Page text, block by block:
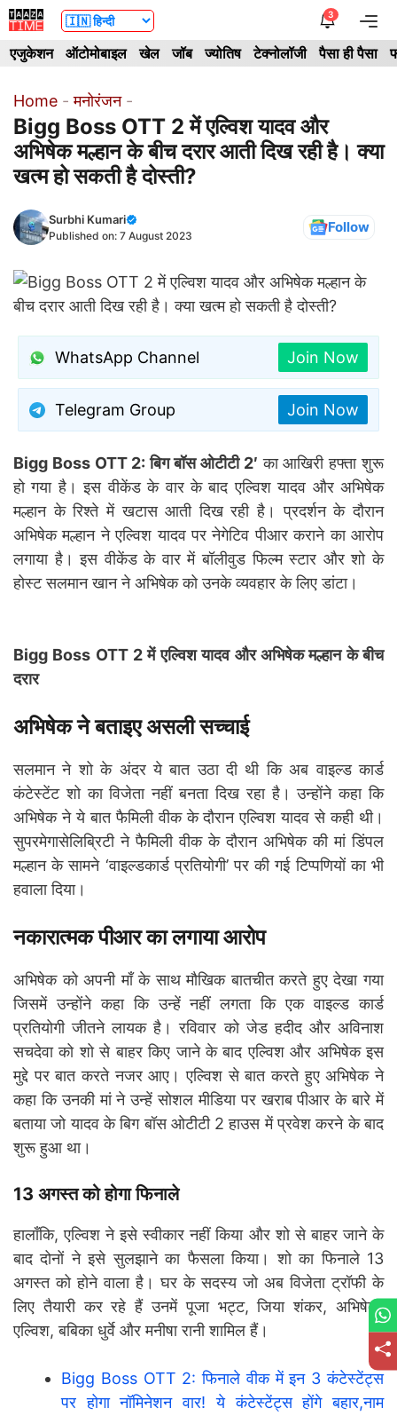
Skip
to
content
3
एजुकेशन ऑटोमोबाइल खेल जॉब ज्योतिष टेक्नोलॉजी पैसा ही पैसा
Home -मनोरंजन-
Bigg Boss OTT 2 में एल्विश यादव और
अभिषेक मल्हान के बीच दरार आती दिख रही है। क्या
खत्म हो सकती है दोस्ती?
Surbhi Kumari
Published on: 7 August 2023 Follow
WhatsApp Channel Join Now
Telegram Group Join Now
Bigg Boss OTT 2: बिग बॉस ओटीटी 2′ का आखिरी हफ्ता शुरू
हो गया है। इस वीकेंड के वार के बाद एल्विश यादव और अभिषेक
मल्हान के रिश्ते में खटास आती दिख रही है। प्रदर्शन के दौरान
अभिषेक मल्हान ने एल्विश यादव पर नेगेटिव पीआर कराने का आरोप
लगाया है। इस वीकेंड के वार में बॉलीवुड फिल्म स्टार और शो के
होस्ट सलमान खान ने अभिषेक को उनके व्यवहार के लिए डांटा।
Bigg Boss OTT 2 में एल्विश यादव और अभिषेक मल्हान के बीच
दरार
अभिषेक ने बताइए असली सच्चाई
सलमान ने शो के अंदर ये बात उठा दी थी कि अब वाइल्ड कार्ड
कंटेस्टेंट शो का विजेता नहीं बनता दिख रहा है। उन्होंने कहा कि
अभिषेक ने ये बात फैमिली वीक के दौरान एल्विश यादव से कही थी।
सुपरमेगासेलिब्रिटी ने फैमिली वीक के दौरान अभिषेक की मां डिंपल
मल्हान के सामने ‘वाइल्डकार्ड प्रतियोगी’ पर की गई टिप्पणियों का भी
हवाला दिया।
नकारात्मक पीआर का लगाया आरोप
अभिषेक को अपनी माँ के साथ मौखिक बातचीत करते हुए देखा गया
जिसमें उन्होंने कहा कि उन्हें नहीं लगता कि एक वाइल्ड कार्ड
प्रतियोगी जीतने लायक है। रविवार को जेड हदीद और अविनाश
सचदेवा को शो से बाहर किए जाने के बाद एल्विश और अभिषेक इस
मुद्दे पर बात करते नजर आए। एल्विश से बात करते हुए अभिषेक ने
कहा कि उनकी मां ने उन्हें सोशल मीडिया पर खराब पीआर के बारे में
बताया जो यादव के बिग बॉस ओटीटी 2 हाउस में प्रवेश करने के बाद
शुरू हुआ था।
13 अगस्त को होगा फिनाले
हालाँकि, एल्विश ने इसे स्वीकार नहीं किया और शो से बाहर जाने के
बाद दोनों ने इसे सुलझाने का फैसला किया। शो का फिनाले 13
अगस्त को होने वाला है। घर के सदस्य जो अब विजेता ट्रॉफी के
लिए तैयारी कर रहे हैं उनमें पूजा भट्ट, जिया शंकर, अभिषेक,
एल्विश, बबिका धुर्वे और मनीषा रानी शामिल हैं।
Bigg Boss OTT 2: फिनाले वीक में इन 3 कंटेस्टेंट्स
पर होगा नॉमिनेशन वार! ये कंटेस्टेंट्स होंगे बहार,नाम